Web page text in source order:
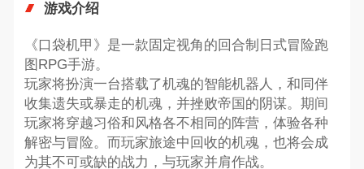
游戏介绍
《口袋机甲》是一款固定视角的回合制日式冒险跑
图RPG手游。
玩家将扮演一台搭载了机魂的智能机器人，和同伴
收集遗失或暴走的机魂，并挫败帝国的阴谋。期间
玩家将穿越习俗和风格各不相同的阵营，体验各种
解密与冒险。而玩家旅途中回收的机魂，也将会成
为其不可或缺的战力，与玩家并肩作战。